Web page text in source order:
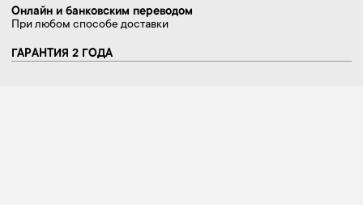
Онлайн и банковским переводом
При любом способе доставки
ГАРАНТИЯ 2 ГОДА